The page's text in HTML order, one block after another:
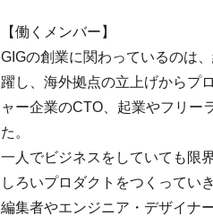
【働くメンバー】
GIGの創業に関わっているのは
躍し、海外拠点の立上げからプ
ャー企業のCTO、起業やフリー
た。
一人でビジネスをしていても限
しろいプロダクトをつくってい
編集者やエンジニア・デザイナ